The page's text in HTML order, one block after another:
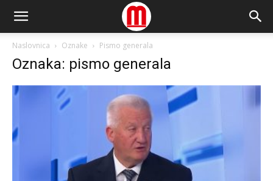
Naslovnica Oznake Pismo generala
Oznaka: pismo generala